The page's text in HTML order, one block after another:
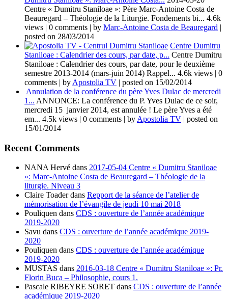
Centre « Dumitru Staniloae »: Père Marc-Antoine Costa de
Beauregard – Théologie de la Liturgie. Fondements bi... 4.6k
views | 0 comments | by Marc-Antoine Costa de Beauregard |
posted on 28/03/2014
Centre Dumitru
Staniloae : Calendrier des cours, par date, p... Centre Dumitru
Staniloae : Calendrier des cours, par date, pour le deuxième
semestre 2013-2014 (mars-juin 2014) Rappel... 4.6k views | 0
comments | by Apostolia TV | posted on 15/02/2014
Annulation de la conférence du père Yves Dulac de mercredi
1... ANNONCE: La conférence du P. Yves Dulac de ce soir,
mercredi 15 janvier 2014, est annulée ! Le père Yves a été
em... 4.5k views | 0 comments | by Apostolia TV | posted on
15/01/2014
Recent Comments
NANA Hervé dans 2017-05-04 Centre « Dumitru Staniloae
»: Marc-Antoine Costa de Beauregard – Théologie de la
liturgie. Niveau 3
Claire Toaderdans Repport de la séance de l’atelier de
mémorisation de l’évangile de jeudi 10 mai 2018
Pouliquen dans CDS : ouverture de l’année académique
2019-2020
Savu dans CDS : ouverture de l’année académique 2019-
2020
Pouliquen dans CDS : ouverture de l’année académique
2019-2020
MUSTAS dans 2016-03-18 Centre « Dumitru Staniloae »: Pr.
Florin Buca – Philosophie, cours 1.
Pascale RIBEYRE SORET dans CDS : ouverture de l’année
académique 2019-2020